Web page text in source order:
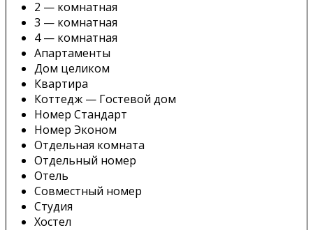
2 — комнатная
3 — комнатная
4 — комнатная
Апартаменты
Дом целиком
Квартира
Коттедж — Гостевой дом
Номер Стандарт
Номер Эконом
Отдельная комната
Отдельный номер
Отель
Совместный номер
Студия
Хостел